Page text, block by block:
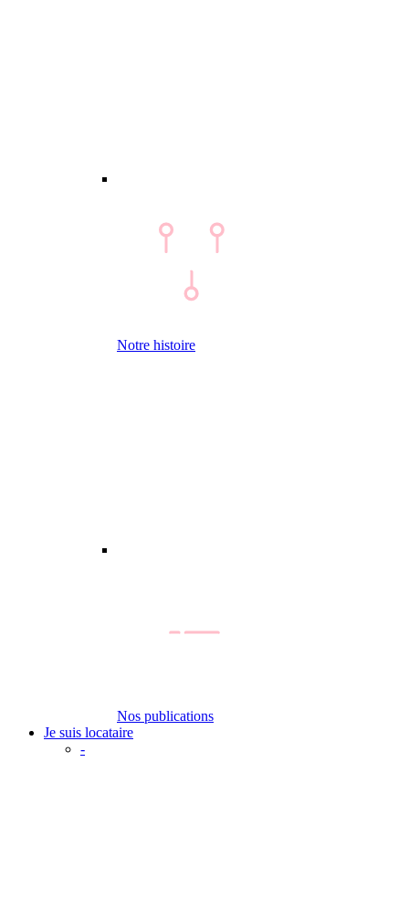
Notre histoire
Nos publications
Je suis locataire
-